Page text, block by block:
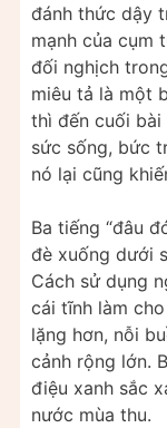
đánh thức dậy
mạnh của cụm
đối nghịch
miêu tả là một
thì đến cuối
sức sống, bức
nó lại cũng
Ba tiếng “đâu
đè xuống dưới
Cách sử dụng
cái tĩnh làm
lặng hơn, nỗi
cảnh rộng lớn.
điệu xanh sắc
nước mùa thu.